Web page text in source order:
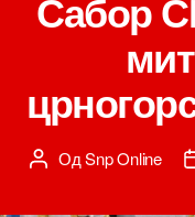
Сабор
Аутор
ОдSnp Online